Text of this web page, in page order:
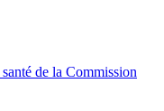
de la Commission